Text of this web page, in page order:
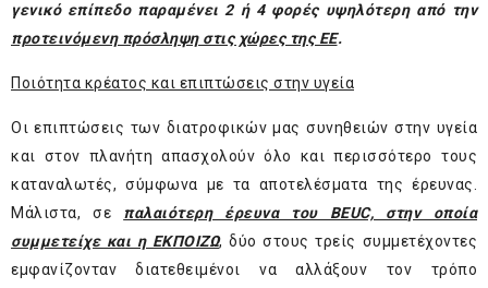
γενικό επίπεδο παραμένει 2 ή 4 φορές υψηλότερη από την
προτεινόμενη πρόσληψη στις χώρες της ΕΕ.
Ποιότητα κρέατος και επιπτώσεις στην υγεία
Οι επιπτώσεις των διατροφικών μας συνηθειών στην υγεία
και στον πλανήτη απασχολούν όλο και περισσότερο τους
καταναλωτές, σύμφωνα με τα αποτελέσματα της έρευνας.
Μάλιστα, σε
παλαιότερη έρευνα του BEUC, στην οποία
συμμετείχε και η ΕΚΠΟΙΖΩ, δύο στους τρείς συμμετέχοντες
εμφανίζονταν διατεθειμένοι να αλλάξουν τον τρόπο